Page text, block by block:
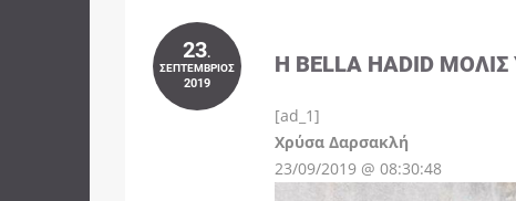
23.
ΣΕΠΤΈΜΒΡΙΟΣ
2019
Η BELLA HADID
[ad_1]
Χρύσα ΔαρσακλήInstagram
23/09/2019 @ 08:30:48